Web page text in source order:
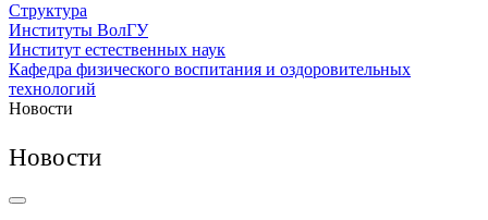
Структура
Институты ВолГУ
Институт естественных наук
Кафедра физического воспитания и оздоровительных
технологий
Новости
Новости